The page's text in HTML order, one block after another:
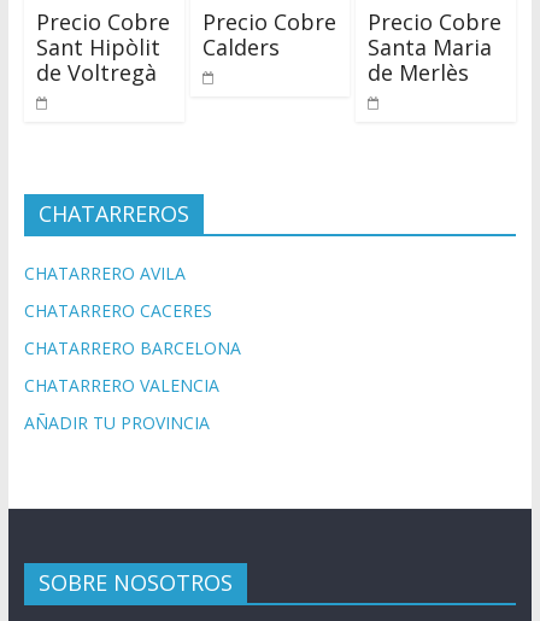
Precio Cobre
Sant Hipòlit
de Voltregà
Precio Cobre
Calders
Precio Cobre
Santa Maria
de Merlès
CHATARREROS
CHATARRERO AVILA
CHATARRERO CACERES
CHATARRERO BARCELONA
CHATARRERO VALENCIA
AÑADIR TU PROVINCIA
SOBRE NOSOTROS